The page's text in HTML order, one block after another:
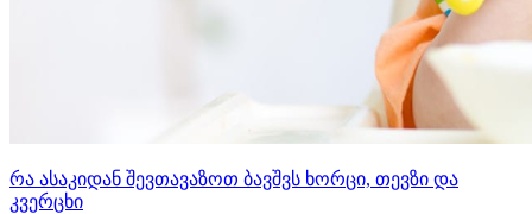
რა ასაკიდან შევთავაზოთ ბავშვს ხორცი, თევზი და
კვერცხი